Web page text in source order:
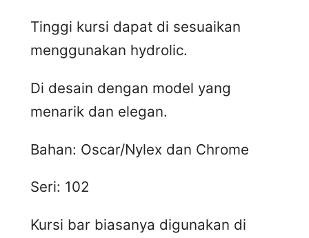
Tinggi kursi dapat di sesuaikan
menggunakan hydrolic.
Di desain dengan model yang
menarik dan elegan.
Bahan: Oscar/Nylex dan Chrome
Seri: 102
Kursi bar biasanya digunakan di